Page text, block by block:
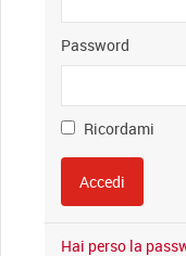
Password
Ricordami
Hai perso la